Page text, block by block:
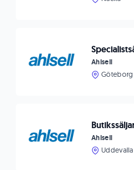
Ahlsell
Göteborg
Ahlsell
Uddevalla